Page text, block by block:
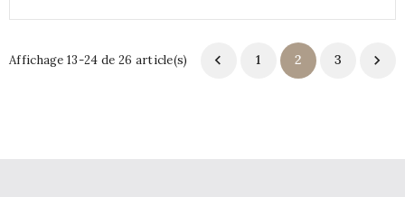
Affichage 13-24 de 26 article(s)  1 2 3 